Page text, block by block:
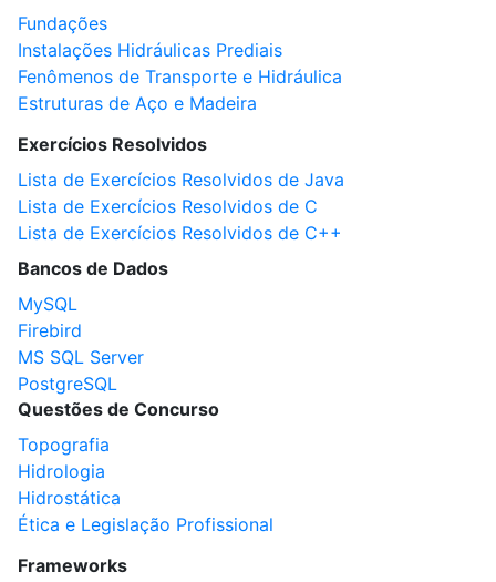
Fundações
Instalações Hidráulicas Prediais
Fenômenos de Transporte e Hidráulica
Estruturas de Aço e Madeira
Exercícios Resolvidos
Lista de Exercícios Resolvidos de Java
Lista de Exercícios Resolvidos de C
Lista de Exercícios Resolvidos de C++
Bancos de Dados
MySQL
Firebird
MS SQL Server
PostgreSQL
Questões de Concurso
Topografia
Hidrologia
Hidrostática
Ética e Legislação Profissional
Frameworks